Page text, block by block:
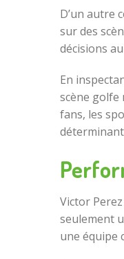
D’un autre
sur des
décisions
En
scène
fans, les
Victor
seulement
une équipe